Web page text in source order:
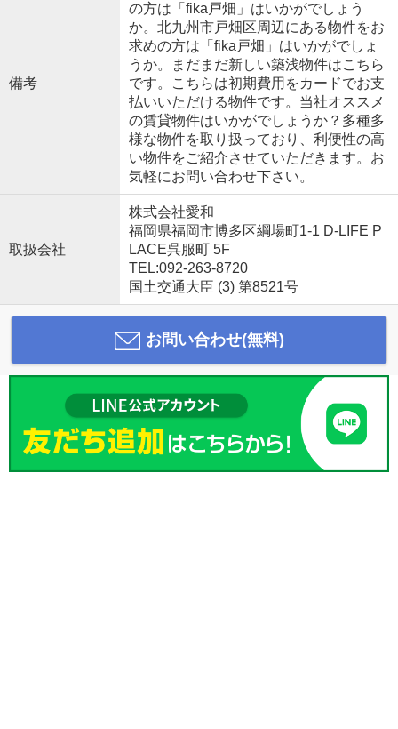
備考
の方は「fika戸畑」はいかがでしょう
か。北九州市戸畑区周辺にある物件をお
求めの方は「fika戸畑」はいかがでしょ
うか。まだまだ新しい築浅物件はこちら
です。こちらは初期費用をカードでお支
払いいただける物件です。当社オススメ
の賃貸物件はいかがでしょうか？多種多
様な物件を取り扱っており、利便性の高
い物件をご紹介させていただきます。お
気軽にお問い合わせ下さい。
取扱会社
株式会社愛和
福岡県福岡市博多区綱場町1-1 D-LIFE P
LACE呉服町 5F
TEL:092-263-8720
国土交通大臣 (3) 第8521号
お問い合わせ(無料)